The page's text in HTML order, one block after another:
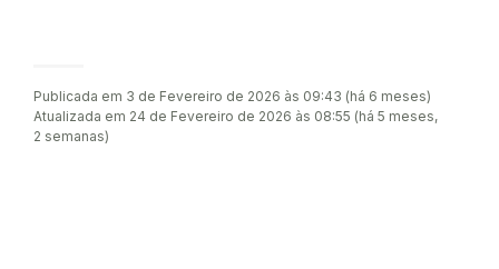
Publicada em 3 de Fevereiro de 2026 às 09:43 (há 6 meses)
Atualizada em 24 de Fevereiro de 2026 às 08:55 (há 5 meses,
2 semanas)